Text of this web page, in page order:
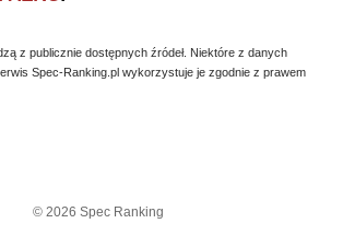
z publicznie dostępnych źródeł. Niektóre z danych
Spec-Ranking.pl wykorzystuje je zgodnie z prawem
© 2026 Spec Ranking